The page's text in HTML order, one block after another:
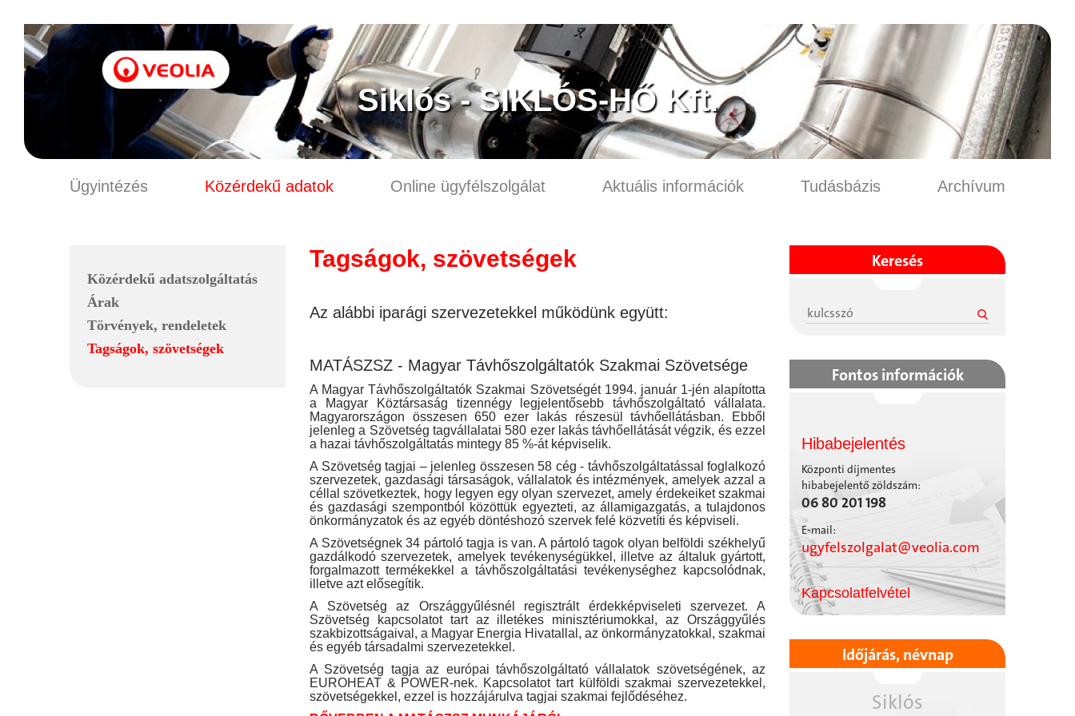
Siklós - SIKLÓS-HŐ Kft.
Ügyintézés Közérdekű adatok Online ügyfélszolgálat Aktuális információk Tudásbázis Archívum
Közérdekű adatszolgáltatás
Árak
Törvények, rendeletek
Tagságok, szövetségek
Tagságok, szövetségek
Az alábbi iparági szervezetekkel működünk együtt:
MATÁSZSZ - Magyar Távhőszolgáltatók Szakmai Szövetsége
A Magyar Távhőszolgáltatók Szakmai Szövetségét 1994. január 1-jén alapította
a Magyar Köztársaság tizennégy legjelentősebb távhőszolgáltató vállalata.
Magyarországon összesen 650 ezer lakás részesül távhőellátásban. Ebből
jelenleg a Szövetség tagvállalatai 580 ezer lakás távhőellátását végzik, és ezzel
a hazai távhőszolgáltatás mintegy 85 %-át képviselik.
A Szövetség tagjai – jelenleg összesen 58 cég - távhőszolgáltatással foglalkozó
szervezetek, gazdasági társaságok, vállalatok és intézmények, amelyek azzal a
céllal szövetkeztek, hogy legyen egy olyan szervezet, amely érdekeiket szakmai
és gazdasági szempontból közöttük egyezteti, az államigazgatás, a tulajdonos
önkormányzatok és az egyéb döntéshozó szervek felé közvetíti és képviseli.
A Szövetségnek 34 pártoló tagja is van. A pártoló tagok olyan belföldi székhelyű
gazdálkodó szervezetek, amelyek tevékenységükkel, illetve az általuk gyártott,
forgalmazott termékekkel a távhőszolgáltatási tevékenységhez kapcsolódnak,
illetve azt elősegítik.
A Szövetség az Országgyűlésnél regisztrált érdekképviseleti szervezet. A
Szövetség kapcsolatot tart az illetékes minisztériumokkal, az Országgyűlés
szakbizottságaival, a Magyar Energia Hivatallal, az önkormányzatokkal, szakmai
és egyéb társadalmi szervezetekkel.
A Szövetség tagja az európai távhőszolgáltató vállalatok szövetségének, az
EUROHEAT & POWER-nek. Kapcsolatot tart külföldi szakmai szervezetekkel,
szövetségekkel, ezzel is hozzájárulva tagjai szakmai fejlődéséhez.
Keresés
Fontos információk
Hibabejelentés
Központi díjmentes
hibabejelentő zöldszám:
06 80 201 198
E-mail:
ugyfelszolgalat@veolia.com
Kapcsolatfelvétel
Időjárás, névnap
Siklós